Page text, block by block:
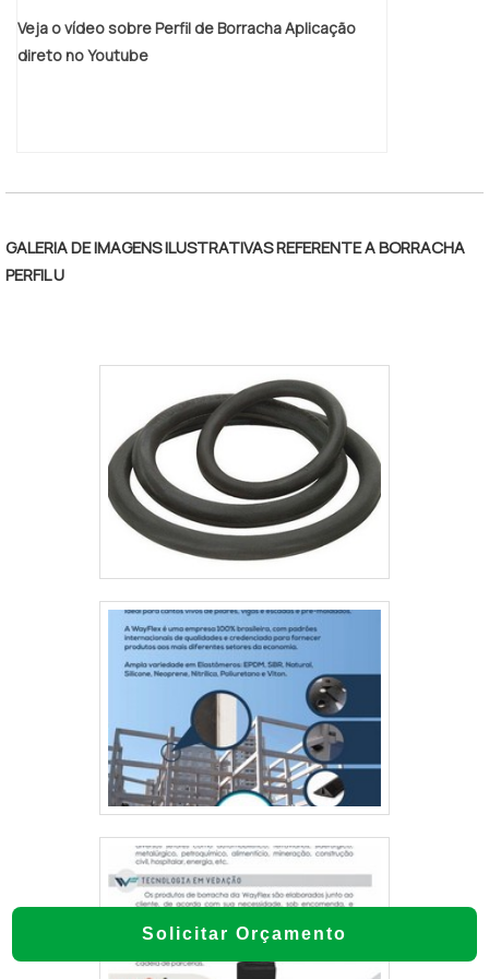
borrachas fabricadas no composto de ECO
PVC e espumas adesivas em PVC e
apontada de forma positiva no mercado
pela idoneidade em tudo que faz, garantem
Veja o vídeo sobre Perfil de Borracha Aplicação
direto no Youtube
GALERIA DE IMAGENS ILUSTRATIVAS REFERENTE A BORRACHA
PERFIL U
Solicitar Orçamento